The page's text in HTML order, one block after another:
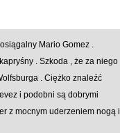
Mario Gomez .
. Szkoda , że za niego
. Ciężko znaleźć
i podobni są dobrymi
z mocnym uderzeniem nogą i